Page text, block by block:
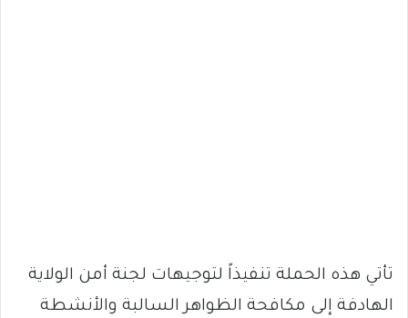
تأتي هذه الحملة تنفيذاً لتوجيهات لجنة أمن الولاية
الهادفة إلى مكافحة الظواهر السالبة والأنشطة